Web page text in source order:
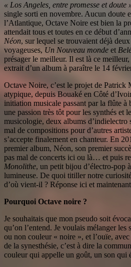
« Los Angeles, entre promesse et doute
single sorti en novembre. Aucun doute
l’Atlantique, Octave Noire est bien la
attendait tous et toutes en ce début
Néon, sur lequel se trouvaient déjà
voyageuses, Un Nouveau monde et
présager le meilleur. Il est là ce meilleur,
extrait d’un album à paraître le 14
Octave Noire, c’est le projet de Patrick
atypique, depuis Bouaké en Côté
initiation musicale passant par la flûte à
une passion très tôt pour les synthés et
musicologie, deux albums d’indielectro
mal de compositions pour d’autres
s’accepte finalement en chanteur. En
premier album, Néon, son premier
pas mal de concerts ici ou là… et puis
Monolithe, un petit bijou d’électro-pop
lumineuse. De quoi titiller notre
d’où vient-il ? Réponse ici et
Pourquoi Octave noire ?
Je souhaitais que mon pseudo soit
qu’on l’entend. Je voulais mélanger les
ou non couleur « noire », et l’ouïe,
de la synesthésie, c’est à dire la
couleur qui appelle un goût, un son qui